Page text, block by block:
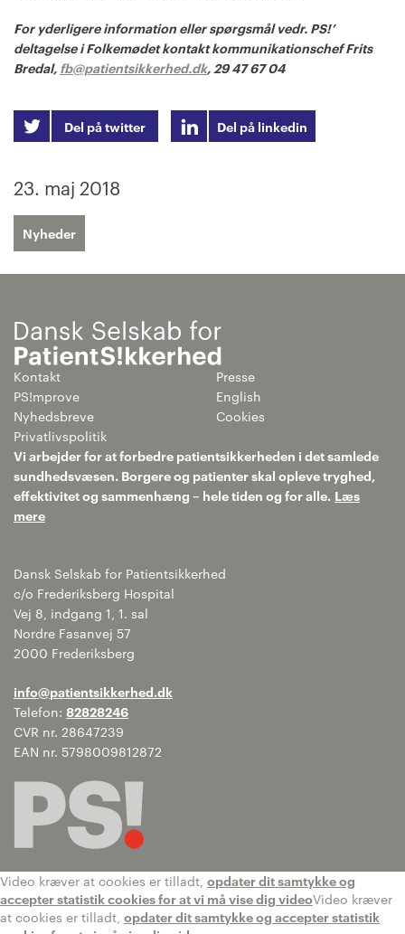
For yderligere information eller spørgsmål vedr. PS!’
deltagelse i Folkemødet kontakt kommunikationschef Frits
Bredal, fb@patientsikkerhed.dk, 29 47 67 04
Del på twitter Del på linkedin
23. maj 2018
Nyheder
Kontakt
Presse
PS!mprove
English
Nyhedsbreve
Cookies
Privatlivspolitik
Vi arbejder for at forbedre patientsikkerheden i det samlede
sundhedsvæsen. Borgere og patienter skal opleve tryghed,
effektivitet og sammenhæng – hele tiden og for alle. Læs
mere
Dansk Selskab for Patientsikkerhed
c/o Frederiksberg Hospital
Vej 8, indgang 1, 1. sal
Nordre Fasanvej 57
2000 Frederiksberg
info@patientsikkerhed.dk
Telefon: 82828246
CVR nr. 28647239
EAN nr. 5798009812872
Video kræver at cookies er tilladt, opdater dit samtykke og
accepter statistik cookies for at vi må vise dig videoVideo kræver
at cookies er tilladt, opdater dit samtykke og accepter statistik